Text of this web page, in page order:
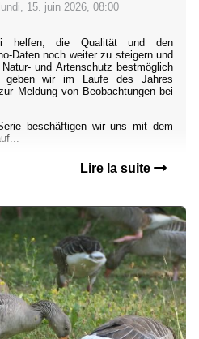
lundi, 15. juin 2026, 08:00
helfen, die Qualität und den
Daten noch weiter zu steigern und
und Artenschutz bestmöglich
geben wir im Laufe des Jahres
Meldung von Beobachtungen bei
beschäftigen wir uns mit dem
Lire la suite